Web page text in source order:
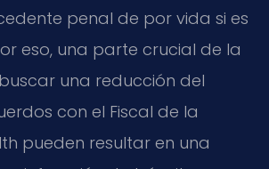
penal de por vida si es
eso, una parte crucial de la
una reducción del
con el Fiscal de la
pueden resultar en una